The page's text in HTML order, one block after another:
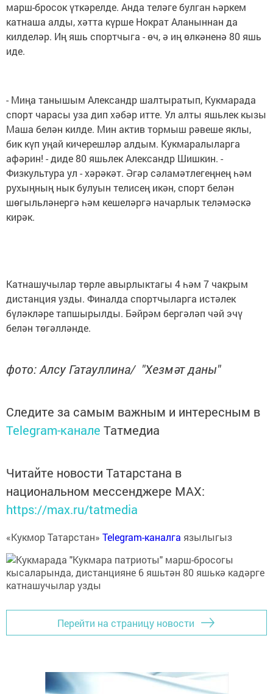
марш-бросок үткәрелде. Анда теләге булган һәркем
катнаша алды, хәтта күрше Нократ Аланыннан да
килделәр. Иң яшь спортчыга - өч, ә иң өлкәненә 80 яшь
иде.
- Миңа танышым Александр шалтыратып, Кукмарада
спорт чарасы уза дип хәбәр итте. Ул алты яшьлек кызы
Маша белән килде. Мин актив тормыш рәвеше яклы,
бик күп уңай кичерешләр алдым. Кукмаралыларга
афәрин! - диде 80 яшьлек Александр Шишкин. -
Физкультура ул - хәрәкәт. Әгәр сәламәтлегеңнең һәм
рухыңның нык булуын телисең икән, спорт белән
шөгыльләнергә һәм кешеләргә начарлык теләмәскә
кирәк.
Катнашучылар төрле авырлыктагы 4 һәм 7 чакрым
дистанция узды. Финалда спортчыларга истәлек
бүләкләре тапшырылды. Бәйрәм бергәләп чәй эчү
белән төгәлләнде.
фото: Алсу Гатауллина/ "Хезмәт даны"
Следите за самым важным и интересным в
Telegram-канале Татмедиа
Читайте новости Татарстана в
национальном мессенджере MАХ:
https://max.ru/tatmedia
«Кукмор Татарстан» Telegram-каналга язылыгыз
Перейти на страницу новости